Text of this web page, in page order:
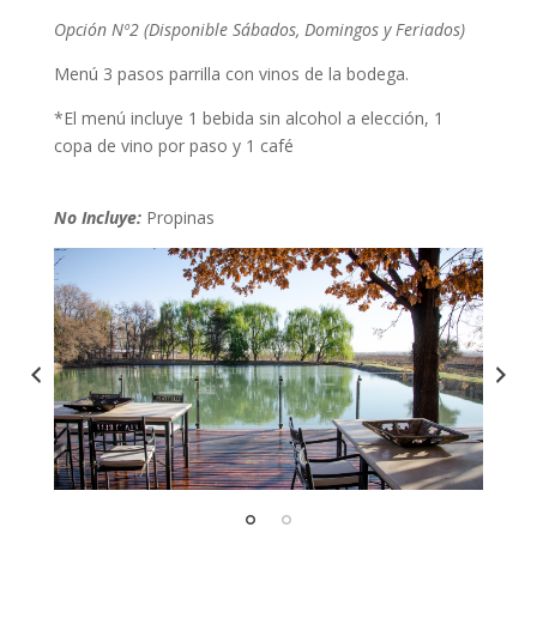
Opción Nº2 (Disponible Sábados, Domingos y Feriados)
Menú 3 pasos parrilla con vinos de la bodega.
*El menú incluye 1 bebida sin alcohol a elección, 1
copa de vino por paso y 1 café
No Incluye:Propinas